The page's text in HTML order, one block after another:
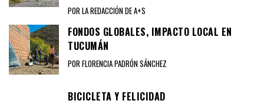
POR LA REDACCIÓN DE A+S
FONDOS GLOBALES, IMPACTO LOCAL EN
TUCUMÁN
POR FLORENCIA PADRÓN SÁNCHEZ
BICICLETA Y FELICIDAD